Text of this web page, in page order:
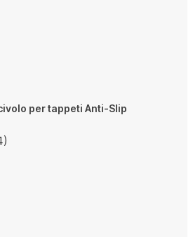
per tappeti Anti-Slip
)